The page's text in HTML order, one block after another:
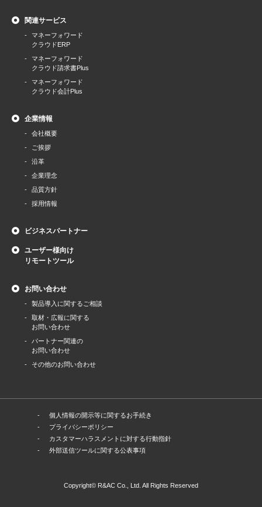
関連サービス
マネーフォワード
クラウドERP
マネーフォワード
クラウド請求書Plus
マネーフォワード
クラウド会計Plus
企業情報
会社概要
ご挨拶
沿革
企業理念
品質方針
採用情報
ビジネスパートナー
ユーザー様向け
リモートツール
お問い合わせ
製品導⼊に関するご相談
取材・広報に関する
お問い合わせ
パートナー関連の
お問い合わせ
その他のお問い合わせ
個人情報の開示等に関するお手続き
プライバシーポリシー
カスタマーハラスメントに対する行動指針
外部送信ツールに関する公表事項
Copyright© R&AC Co., Ltd. All Rights Reserved